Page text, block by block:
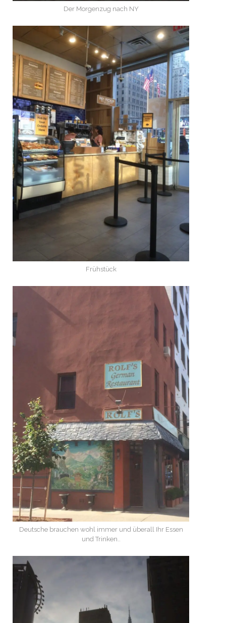
Der Morgenzug nach NY
Frühstück
Deutsche brauchen wohl immer und überall Ihr Essen
und Trinken..